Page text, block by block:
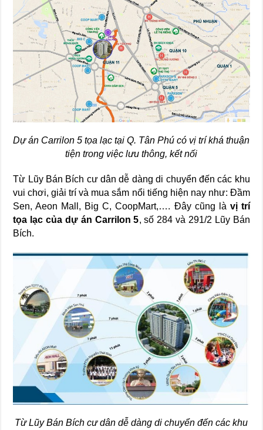
Dự án Carrilon 5 tọa lạc tại Q. Tân Phú có vị trí khá thuận
tiện trong việc lưu thông, kết nối
Từ Lũy Bán Bích cư dân dễ dàng di chuyển đến các khu
vui chơi, giải trí và mua sắm nổi tiếng hiện nay như: Đầm
Sen, Aeon Mall, Big C, CoopMart,…. Đây cũng là vị trí
tọa lạc của dự án Carrilon 5, số 284 và 291/2 Lũy Bán
Bích.
Từ Lũy Bán Bích cư dân dễ dàng di chuyển đến các khu